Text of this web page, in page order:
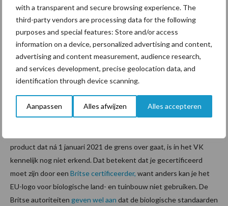
with a transparent and secure browsing experience. The
third-party vendors are processing data for the following
purposes and special features: Store and/or access
information on a device, personalized advertising and content,
advertising and content measurement, audience research,
and services development, precise geolocation data, and
identification through device scanning.
Aanpassen Alles afwijzen Alles accepteren
kennelijk verantwoordelijk worden voor naleving van de regels.
Over herkomstlabeling is ook noggeen duidelijkheid. Producten
die vóór 1 januari 2021 de grens over gaan, hoeven in ieder geval
niet opnieuw gelabeld te worden.
Erkenning biologische certificering
Is mijn biologische certificering straks nog geldig in het VK?
Het biologisch certificaat, zoals SKAL, dat door een
product dat ná 1 januari 2021 de grens over gaat, is in het VK
kennelijk nog niet erkend. Dat betekent dat je gecertificeerd
moet zijn door een Britse certificeerder, want anders kan je het
EU-logo voor biologische land- en tuinbouw niet gebruiken. De
Britse autoriteiten geven wel aan dat de biologische standaarden